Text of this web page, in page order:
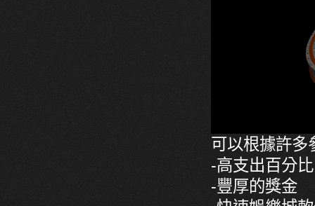
可以根據許多
-高支出百分比
-豐厚的獎金